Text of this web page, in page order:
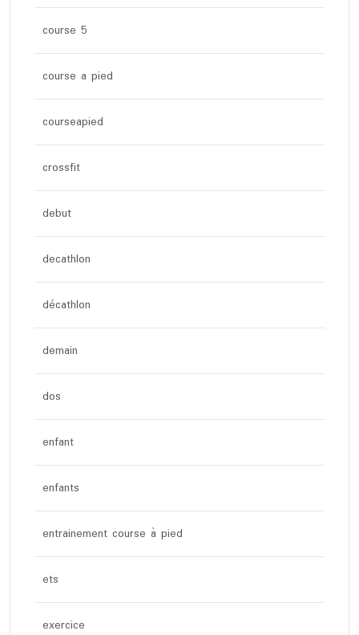
course 5
course a pied
courseapied
crossfit
debut
decathlon
décathlon
demain
dos
enfant
enfants
entrainement course à pied
ets
exercice